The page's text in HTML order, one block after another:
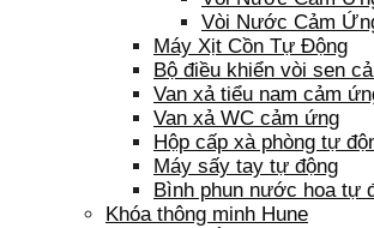
Vòi Nước Cảm
Máy Xịt Cồn Tự Động
Bộ điều khiển vòi sen
Van xả tiểu nam cảm
Van xả WC cảm ứng
Hộp cấp xà phòng tự
Máy sấy tay tự động
Bình phun nước hoa tự
Khóa thông minh Hune